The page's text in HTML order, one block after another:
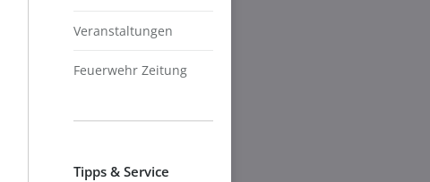
Veranstaltungen
Feuerwehr Zeitung
Tipps & Service